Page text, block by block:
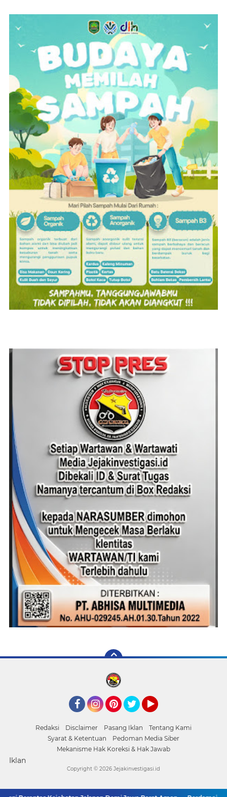
Redaksi Disclaimer Pasang Iklan
Tentang Kami
Syarat & Ketentuan
Pedoman Media Siber
Mekanisme Hak Koreksi & Hak Jawab
Iklan
Copyright © 2026 Jejakinvestigasi.id